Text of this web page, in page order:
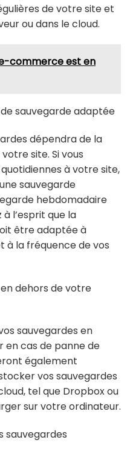
de votre site et
ou dans le cloud.
commerce est en
sauvegarde adaptée
dépendra de la
site. Si vous
à votre site,
sauvegarde
hebdomadaire
l’esprit que la
être adaptée à
à la fréquence de vos
dehors de votre
sauvegardes en
en cas de panne de
également
vos sauvegardes
tel que Dropbox ou
sur votre ordinateur.
sauvegardes